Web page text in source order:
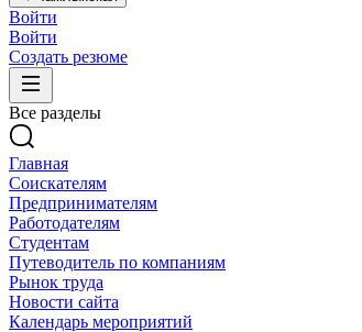
Войти
Войти
Создать резюме
Все разделы
Главная
Соискателям
Предпринимателям
Работодателям
Студентам
Путеводитель по компаниям
Рынок труда
Новости сайта
Календарь мероприятий